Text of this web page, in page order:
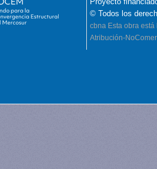
© Todos los
cbna Esta obra
Atribución-